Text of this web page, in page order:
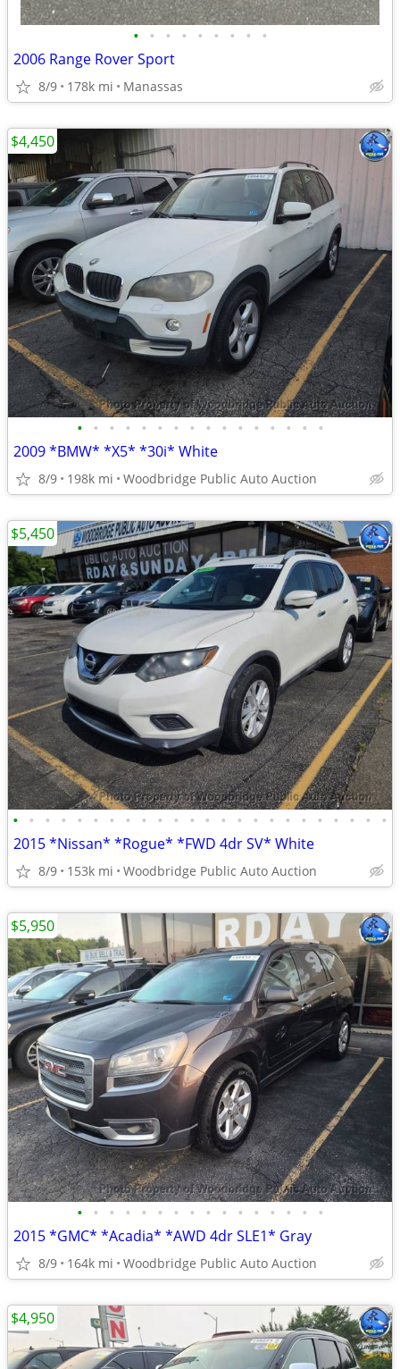
• • • • • • • • •
2006 Range Rover Sport
8/9 178k mi Manassas
• • • • • • • • • • • • • • • •
2009 *BMW* *X5* *30i* White
8/9 198k mi Woodbridge Public Auto Auction
$4,450
• • • • • • • • • • • • • • • • • • • • • • • •
2015 *Nissan* *Rogue* *FWD 4dr SV* White
8/9 153k mi Woodbridge Public Auto Auction
$5,450
• • • • • • • • • • • • • • • •
2015 *GMC* *Acadia* *AWD 4dr SLE1* Gray
8/9 164k mi Woodbridge Public Auto Auction
$5,950
$4,950